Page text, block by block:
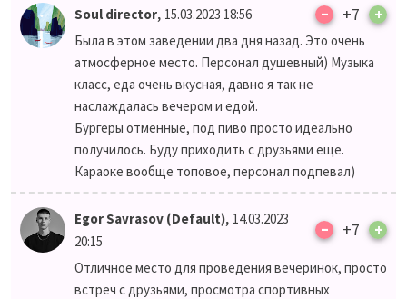
Soul director, 15.03.2023 18:56 – +7 +
Была в этом заведении два дня назад. Это очень
атмосферное место. Персонал душевный) Музыка
класс, еда очень вкусная, давно я так не
наслаждалась вечером и едой.
Бургеры отменные, под пиво просто идеально
получилось. Буду приходить с друзьями еще.
Караоке вообще топовое, персонал подпевал)
Egor Savrasov (Default), 14.03.2023
20:15
– +7 +
Отличное место для проведения вечеринок, просто
встреч с друзьями, просмотра спортивных